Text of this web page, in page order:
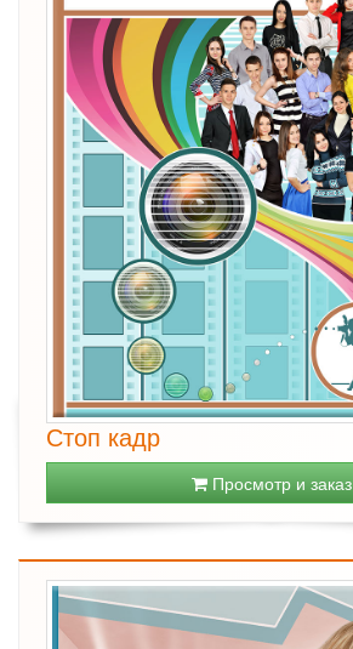
Стоп кадр
Просмотр и заказ